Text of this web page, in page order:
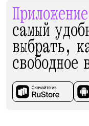
самый
выбрать,
свободное